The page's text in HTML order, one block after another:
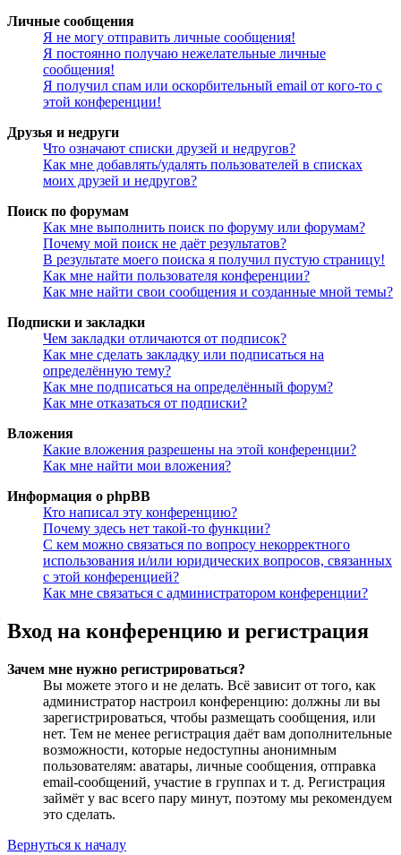
Личные сообщения
Я не могу отправить личные сообщения!
Я постоянно получаю нежелательные личные
сообщения!
Я получил спам или оскорбительный email от кого-то с
этой конференции!
Друзья и недруги
Что означают списки друзей и недругов?
Как мне добавлять/удалять пользователей в списках
моих друзей и недругов?
Поиск по форумам
Как мне выполнить поиск по форуму или форумам?
Почему мой поиск не даёт результатов?
В результате моего поиска я получил пустую страницу!
Как мне найти пользователя конференции?
Как мне найти свои сообщения и созданные мной темы?
Подписки и закладки
Чем закладки отличаются от подписок?
Как мне сделать закладку или подписаться на
определённую тему?
Как мне подписаться на определённый форум?
Как мне отказаться от подписки?
Вложения
Какие вложения разрешены на этой конференции?
Как мне найти мои вложения?
Информация о phpBB
Кто написал эту конференцию?
Почему здесь нет такой-то функции?
С кем можно связаться по вопросу некорректного
использования и/или юридических вопросов, связанных
с этой конференцией?
Как мне связаться с администратором конференции?
Вход на конференцию и регистрация
Зачем мне нужно регистрироваться?
Вы можете этого и не делать. Всё зависит от того, как
администратор настроил конференцию: должны ли вы
зарегистрироваться, чтобы размещать сообщения, или
нет. Тем не менее регистрация даёт вам дополнительные
возможности, которые недоступны анонимным
пользователям: аватары, личные сообщения, отправка
email-сообщений, участие в группах и т. д. Регистрация
займёт у вас всего пару минут, поэтому мы рекомендуем
это сделать.
Вернуться к началу